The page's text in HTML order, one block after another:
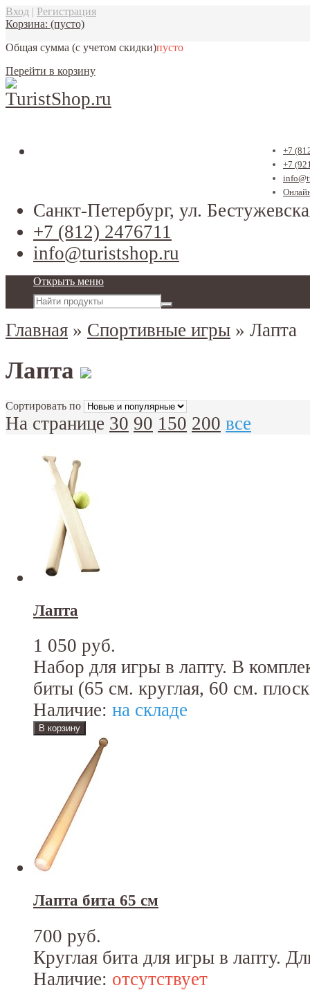
Вход | Регистрация
Корзина: (пусто)
Общая сумма (с учетом скидки)пусто
Перейти в корзину
+7
+7
Санкт-Петербург, ул.
+7 (812) 2476711
info@turistshop.ru
Открыть меню
Главная » Спортивные игры » Лапта
Лапта
Сортировать по
На странице 30 90 150 200 все
Лапта
1 050 руб.
Набор для игры в лапту. В
биты (65 см. круглая, 60 см.
Наличие: на складе
Лапта бита 65 см
700 руб.
Круглая бита для игры в лапту.
Наличие: отсутствует